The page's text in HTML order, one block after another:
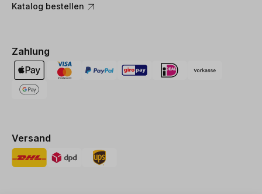
Katalog bestellen
Zahlung
Versand